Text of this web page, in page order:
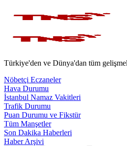
Türkiye'den ve Dünya'dan tüm
Nöbetçi Eczaneler
Hava Durumu
İstanbul Namaz Vakitleri
Trafik Durumu
Puan Durumu ve Fikstür
Tüm Manşetler
Son Dakika Haberleri
Haber Arşivi